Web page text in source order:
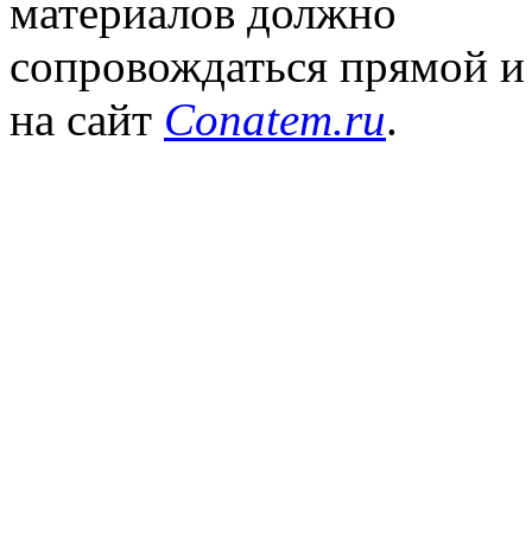
материалов должно
сопровождаться прямой
на сайт Conatem.ru.